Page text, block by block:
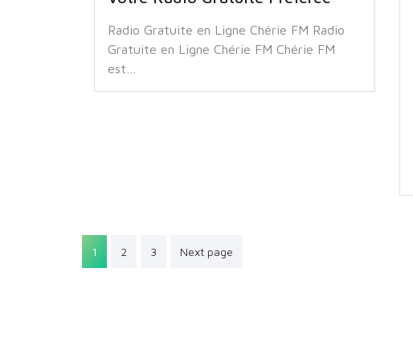
Radio Gratuite en Ligne Chérie FM Radio
Gratuite en Ligne Chérie FM Chérie FM
est…
Pagination
1 2 3 Next page